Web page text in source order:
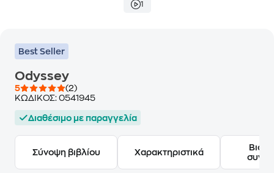
1
Best Seller
Odyssey
5
(2)
ΚΩΔΙΚΟΣ: 0541945
Διαθέσιμο με παραγγελία
Σύνοψη βιβλίου Χαρακτηριστικά